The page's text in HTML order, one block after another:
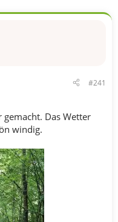
#241
Das Wetter
windig.